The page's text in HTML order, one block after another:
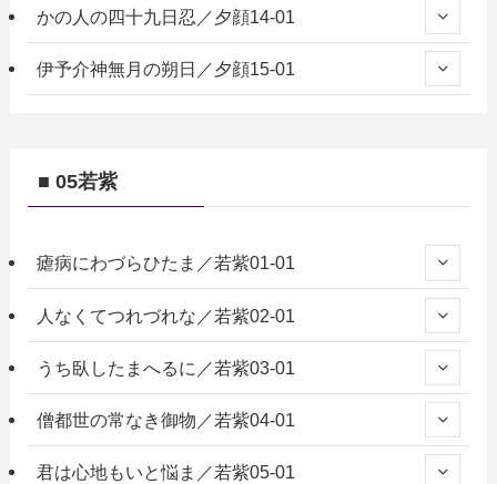
かの人の四十九日忍／夕顔14-01
伊予介神無月の朔日／夕顔15-01
■ 05若紫
瘧病にわづらひたま／若紫01-01
人なくてつれづれな／若紫02-01
うち臥したまへるに／若紫03-01
僧都世の常なき御物／若紫04-01
君は心地もいと悩ま／若紫05-01